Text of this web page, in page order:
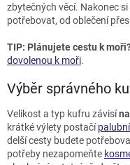
zbytečných věcí. Nakonec
potřebovat, od oblečení
TIP: Plánujete cestu k
dovolenou k moři.
Výběr správného
Velikost a typ kufru závisí
krátké výlety postačí
delší cesty budete
potřeby nezapomeňte